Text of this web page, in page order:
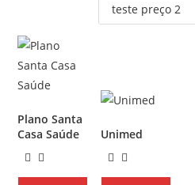
Plano Santa
Casa Saúde
Unimed